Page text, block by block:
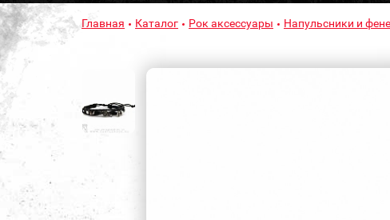
Главная Каталог Рок аксессуары Напульсники и